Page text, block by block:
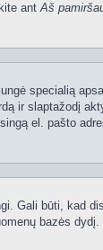
antAš
specialią
ir slaptažodį
el. pašto
Gali būti, kad
bazės